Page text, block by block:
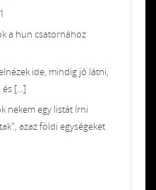
a hun csatornához
ide, mindig jó látni,
[...]
nekem egy listát írni
azaz földi egységeket